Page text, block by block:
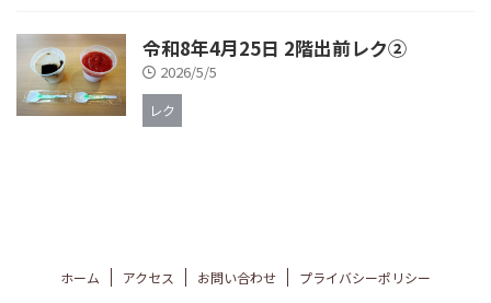
令和8年4月25日 2階出前レク②
2026/5/5
レク
ホーム アクセス お問い合わせ プライバシーポリシー